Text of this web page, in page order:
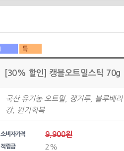
[30% 할인] 캥블오트밀스틱 70g
국산 유기농 오트밀, 캥거루, 블루베
강, 원기회복
소비자가격 9,900원
적립금 2%